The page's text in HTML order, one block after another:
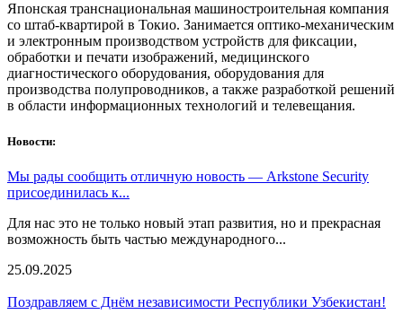
Японская транснациональная машиностроительная компания
со штаб-квартирой в Токио. Занимается оптико-механическим
и электронным производством устройств для фиксации,
обработки и печати изображений, медицинского
диагностического оборудования, оборудования для
производства полупроводников, а также разработкой решений
в области информационных технологий и телевещания.
Новости:
Мы рады сообщить отличную новость — Arkstone Security
присоединилась к...
Для нас это не только новый этап развития, но и прекрасная
возможность быть частью международного...
25.09.2025
Поздравляем с Днём независимости Республики Узбекистан!